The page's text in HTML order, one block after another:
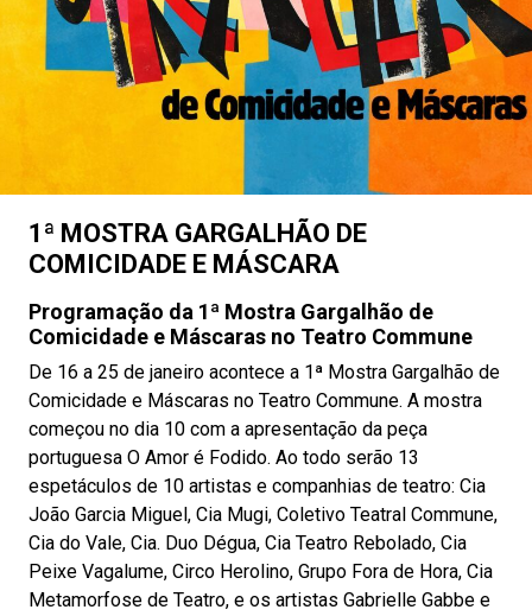
1ª MOSTRA GARGALHÃO DE
COMICIDADE E MÁSCARA
Programação da 1ª Mostra Gargalhão de
Comicidade e Máscaras no Teatro Commune
De 16 a 25 de janeiro acontece a 1ª Mostra Gargalhão de
Comicidade e Máscaras no Teatro Commune. A mostra
começou no dia 10 com a apresentação da peça
portuguesa O Amor é Fodido. Ao todo serão 13
espetáculos de 10 artistas e companhias de teatro: Cia
João Garcia Miguel, Cia Mugi, Coletivo Teatral Commune,
Cia do Vale, Cia. Duo Dégua, Cia Teatro Rebolado, Cia
Peixe Vagalume, Circo Herolino, Grupo Fora de Hora, Cia
Metamorfose de Teatro, e os artistas Gabrielle Gabbe e